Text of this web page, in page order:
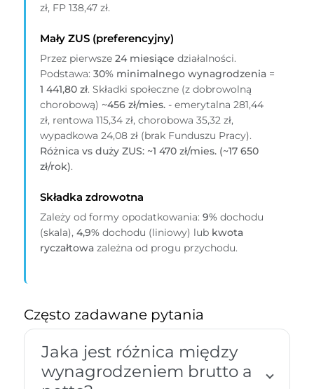
zł, FP 138,47 zł.
Mały ZUS (preferencyjny)
Przez pierwsze24 miesiące działalności.
Podstawa:30% minimalnego wynagrodzenia =
1 441,80 zł. Składki społeczne (z dobrowolną
chorobową) ~456 zł/mies. - emerytalna 281,44
zł, rentowa 115,34 zł, chorobowa 35,32 zł,
wypadkowa 24,08 zł (brak Funduszu Pracy).
Różnica vs duży ZUS: ~1 470 zł/mies. (~17 650
zł/rok).
Składka zdrowotna
Zależy od formy opodatkowania:9% dochodu
(skala),4,9% dochodu (liniowy) lub kwota
ryczałtowa zależna od progu przychodu.
Często zadawane pytania
Jaka jest różnica między
wynagrodzeniem brutto a